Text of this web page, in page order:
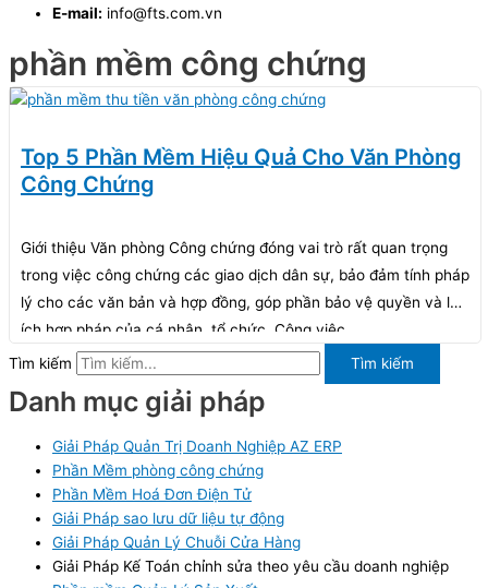
E-mail: info@fts.com.vn
phần mềm công chứng
Top 5 Phần Mềm Hiệu Quả Cho Văn Phòng
Công Chứng
Giới thiệu Văn phòng Công chứng đóng vai trò rất quan trọng
trong việc công chứng các giao dịch dân sự, bảo đảm tính pháp
lý cho các văn bản và hợp đồng, góp phần bảo vệ quyền và lợi
ích hợp pháp của cá nhân, tổ chức. Công việc
Tìm kiếm
Tìm kiếm
Danh mục giải pháp
Giải Pháp Quản Trị Doanh Nghiệp AZ ERP
Phần Mềm phòng công chứng
Phần Mềm Hoá Đơn Điện Tử
Giải Pháp sao lưu dữ liệu tự động
Giải Pháp Quản Lý Chuỗi Cửa Hàng
Giải Pháp Kế Toán chỉnh sửa theo yêu cầu doanh nghiệp